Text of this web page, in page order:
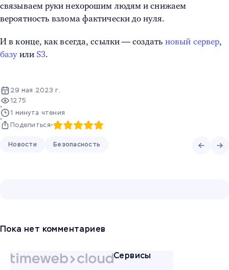
связываем руки нехорошим людям и снижаем
вероятность взлома фактически до нуля.
И в конце, как всегда, ссылки — создатьновый сервер,
базуили S3.
29 мая 2023 г.
1275
1 минута чтения
Поделиться
Новости Безопасность
Пока нет комментариев
Сервисы